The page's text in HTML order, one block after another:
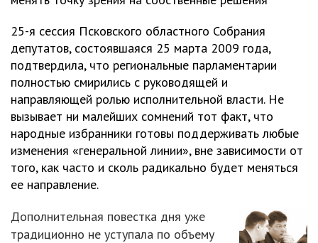
25-я сессия Псковского областного Собрания
депутатов, состоявшаяся 25 марта 2009 года,
подтвердила, что региональные парламентарии
полностью смирились с руководящей и
направляющей ролью исполнительной власти. Не
вызывает ни малейших сомнений тот факт, что
народные избранники готовы поддерживать любые
изменения «генеральной линии», вне зависимости от
того, как часто и сколь радикально будет меняться
ее направление.
Дополнительная повестка дня уже
традиционно не уступала по объему